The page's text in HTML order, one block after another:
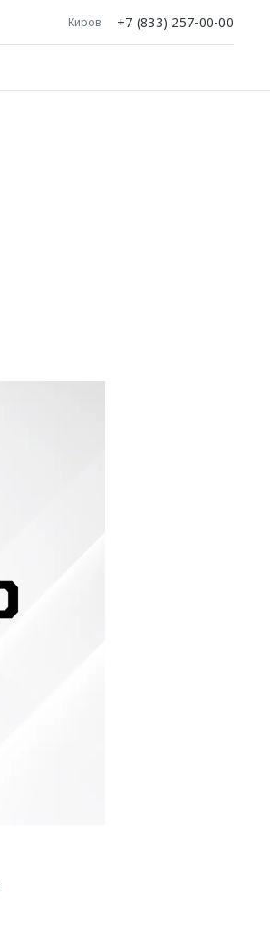
Киров +7 (833) 257-00-00